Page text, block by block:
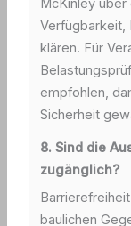
McKinley
Verfügbarkeit,
klären. Für
empfohlen,
Sicherheit
8. Sind die
zugänglich?
baulichen